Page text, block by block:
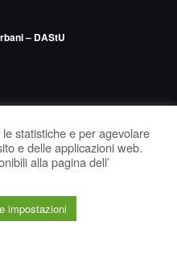
– DAStU
statistiche e per agevolare
e delle applicazioni web.
alla pagina dell’
impostazioni